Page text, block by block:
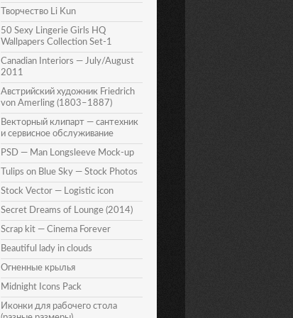
Творчество Li Kun
50 Sexy Lingerie Girls HQ
Wallpapers Collection Set-1
Canadian Interiors — July/August
2011
Австрийский художник Friedrich
von Amerling (1803–1887)
Векторный клипарт — сантехник
и сервисное обслуживание
PSD — Man Longsleeve Mock-up
Tulips on Blue Sky — Stock Photos
Stock Vector — Logistic icon
Secret Dreams of Lounge (2014)
Scrap kit — Cinema Forever
Beautiful lady in clouds
Огненные крылья
Midnight Icons Pack
Иконки для рабочего стола